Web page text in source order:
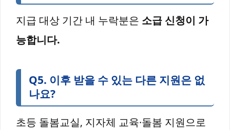
지급 대상 기간 내 누락분은 소급 신청이 가
능합니다.
Q5. 이후 받을 수 있는 다른 지원은 없
나요?
초등 돌봄교실, 지자체 교육·돌봄 지원으로